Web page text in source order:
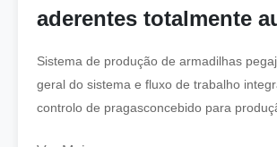
aderentes totalmente
Sistema de produção de armadilhas
geral do sistema e fluxo de trabalho
controlo de pragasconcebido para